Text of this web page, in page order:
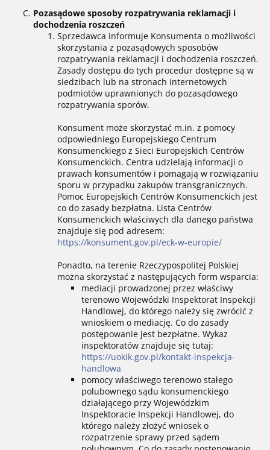
Pozasądowe sposoby rozpatrywania reklamacji i
dochodzenia roszczeń
Sprzedawca informuje Konsumenta o możliwości
skorzystania z pozasądowych sposobów
rozpatrywania reklamacji i dochodzenia roszczeń.
Zasady dostępu do tych procedur dostępne są w
siedzibach lub na stronach internetowych
podmiotów uprawnionych do pozasądowego
rozpatrywania sporów.
Konsument może skorzystać m.in. z pomocy
odpowiedniego Europejskiego Centrum
Konsumenckiego z Sieci Europejskich Centrów
Konsumenckich. Centra udzielają informacji o
prawach konsumentów i pomagają w rozwiązaniu
sporu w przypadku zakupów transgranicznych.
Pomoc Europejskich Centrów Konsumenckich jest
co do zasady bezpłatna. Lista Centrów
Konsumenckich właściwych dla danego państwa
znajduje się pod adresem:
https://konsument.gov.pl/eck-w-europie/
Ponadto, na terenie Rzeczypospolitej Polskiej
można skorzystać z następujących form wsparcia:
mediacji prowadzonej przez właściwy
terenowo Wojewódzki Inspektorat Inspekcji
Handlowej, do którego należy się zwrócić z
wnioskiem o mediację. Co do zasady
postępowanie jest bezpłatne. Wykaz
inspektoratów znajduje się tutaj:
https://uokik.gov.pl/kontakt-inspekcja-
handlowa
pomocy właściwego terenowo stałego
polubownego sądu konsumenckiego
działającego przy Wojewódzkim
Inspektoracie Inspekcji Handlowej, do
którego należy złożyć wniosek o
rozpatrzenie sprawy przed sądem